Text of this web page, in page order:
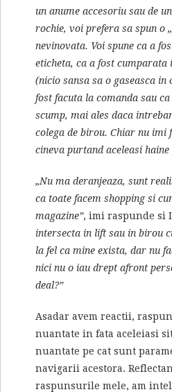
un anume accesoriu sau de
rochie, voi prefera sa spun o
nevinovata. Voi spune ca a
eticheta, ca a fost
(nicio sansa sa o gaseasca in
fost facuta la comanda sau
scump, mai ales daca
colega de birou. Chiar nu imi
cineva purtand aceleasi
„Nu ma deranjeaza, sunt
ca toate facem shopping si
magazine”, imi raspunde si
intersecta in lift sau in birou
la fel ca mine exista, dar nu
nici nu o iau drept afront
deal?”
Asadar avem reactii,
nuantate in fata aceleiasi
nuantate pe cat sunt
navigarii acestora.
raspunsurile mele, am